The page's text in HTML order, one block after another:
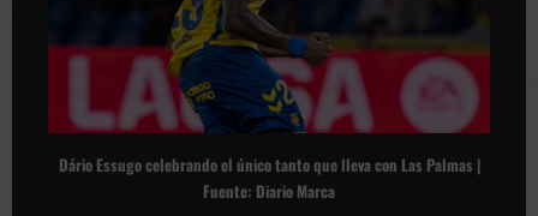
Dário Essugo celebrando el único tanto que lleva con Las Palmas |
Fuente: Diario Marca